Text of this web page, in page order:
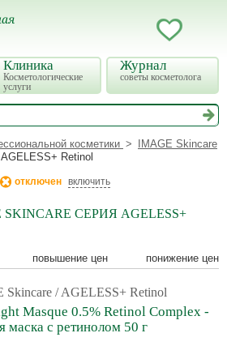
Клиника
Косметологические
услуги
Журнал
советы косметолога
косметики
IMAGE Skincare
Retinol
отключен включить
СЕРИЯ AGELESS+
повышение цен понижение цен
Skincare / AGELESS+ Retinol
Masque 0.5% Retinol Complex -
маска с ретинолом 50 г